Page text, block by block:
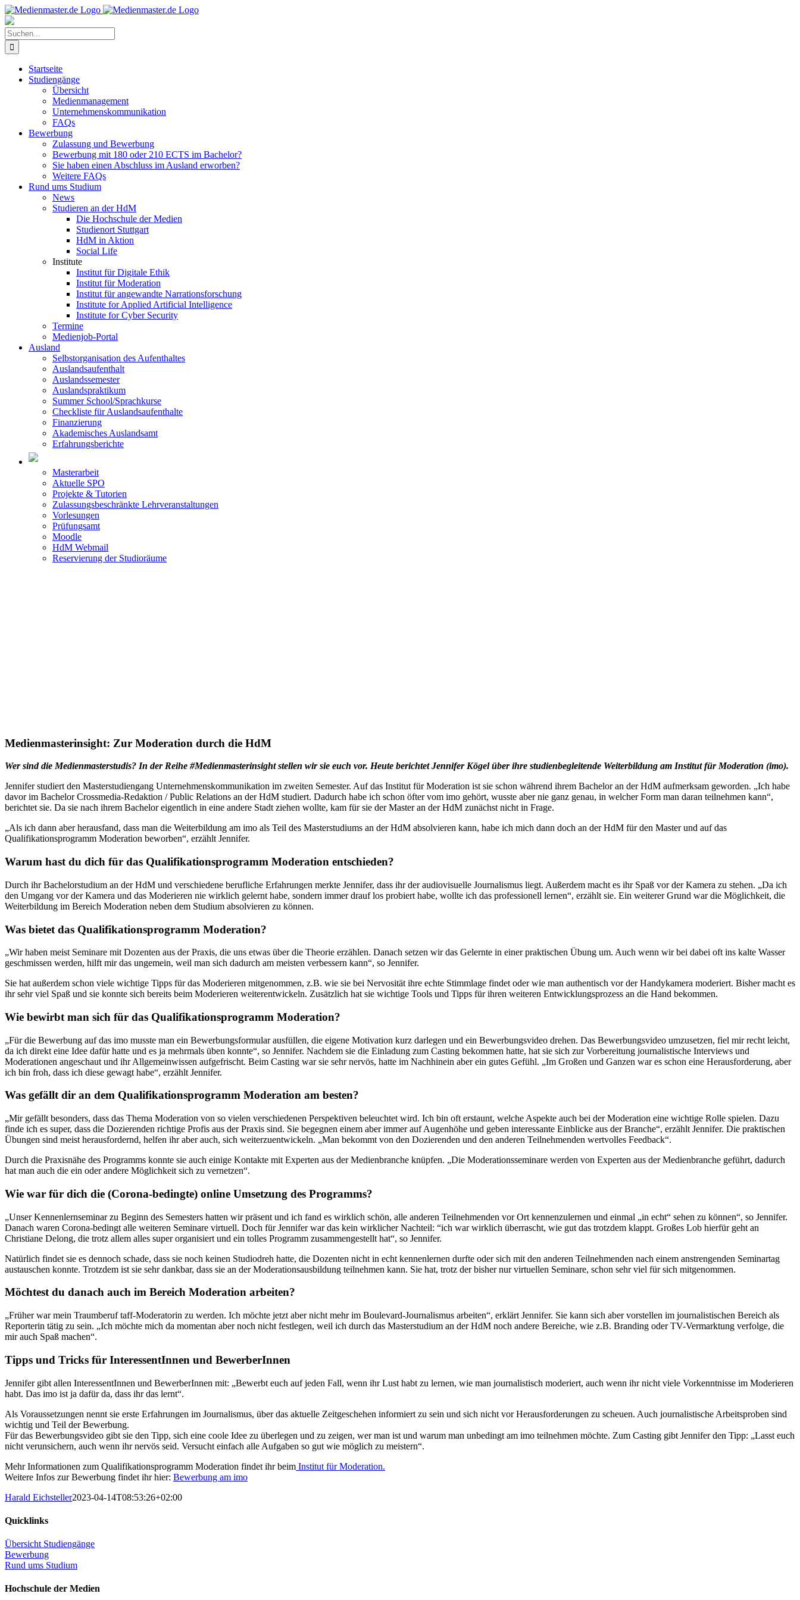
Zum
Inhalt
springen
Suche
nach:
Startseite
Studiengänge
Übersicht
Medienmanagement
Unternehmenskommunikation
FAQs
Bewerbung
Zulassung und Bewerbung
Bewerbung mit 180 oder 210 ECTS im Bachelor?
Sie haben einen Abschluss im Ausland erworben?
Weitere FAQs
Rund ums Studium
News
Studieren an der HdM
Die Hochschule der Medien
Studienort Stuttgart
HdM in Aktion
Social Life
Institute
Institut für Digitale Ethik
Institut für Moderation
Institut für angewandte Narrationsforschung
Institute for Applied Artificial Intelligence
Institute for Cyber Security
Termine
Medienjob-Portal
Ausland
Selbstorganisation des Aufenthaltes
Auslandsaufenthalt
Auslandssemester
Auslandspraktikum
Summer School/Sprachkurse
Checkliste für Auslandsaufenthalte
Finanzierung
Akademisches Auslandsamt
Erfahrungsberichte
Masterarbeit
Aktuelle SPO
Projekte & Tutorien
Zulassungsbeschränkte Lehrveranstaltungen
Vorlesungen
Prüfungsamt
Moodle
HdM Webmail
Reservierung der Studioräume
Medienmasterinsight: Zur Moderation durch die HdM
Wer sind die Medienmasterstudis? In der Reihe #Medienmasterinsight stellen wir sie euch vor. Heute berichtet Jennifer Kögel über ihre studienbegleitende Weiterbildung am Institut für Moderation (imo).
Jennifer studiert den Masterstudiengang Unternehmenskommunikation im zweiten Semester. Auf das Institut für Moderation ist sie schon während ihrem Bachelor an der HdM aufmerksam geworden. „Ich habe
davor im Bachelor Crossmedia-Redaktion / Public Relations an der HdM studiert. Dadurch habe ich schon öfter vom imo gehört, wusste aber nie ganz genau, in welcher Form man daran teilnehmen kann“,
berichtet sie. Da sie nach ihrem Bachelor eigentlich in eine andere Stadt ziehen wollte, kam für sie der Master an der HdM zunächst nicht in Frage.
„Als ich dann aber herausfand, dass man die Weiterbildung am imo als Teil des Masterstudiums an der HdM absolvieren kann, habe ich mich dann doch an der HdM für den Master und auf das
Qualifikationsprogramm Moderation beworben“, erzählt Jennifer.
Warum hast du dich für das Qualifikationsprogramm Moderation entschieden?
Durch ihr Bachelorstudium an der HdM und verschiedene berufliche Erfahrungen merkte Jennifer, dass ihr der audiovisuelle Journalismus liegt. Außerdem macht es ihr Spaß vor der Kamera zu stehen. „Da ich
den Umgang vor der Kamera und das Moderieren nie wirklich gelernt habe, sondern immer drauf los probiert habe, wollte ich das professionell lernen“, erzählt sie. Ein weiterer Grund war die Möglichkeit, die
Weiterbildung im Bereich Moderation neben dem Studium absolvieren zu können.
Was bietet das Qualifikationsprogramm Moderation?
„Wir haben meist Seminare mit Dozenten aus der Praxis, die uns etwas über die Theorie erzählen. Danach setzen wir das Gelernte in einer praktischen Übung um. Auch wenn wir bei dabei oft ins kalte Wasser
geschmissen werden, hilft mir das ungemein, weil man sich dadurch am meisten verbessern kann“, so Jennifer.
Sie hat außerdem schon viele wichtige Tipps für das Moderieren mitgenommen, z.B. wie sie bei Nervosität ihre echte Stimmlage findet oder wie man authentisch vor der Handykamera moderiert. Bisher macht es
ihr sehr viel Spaß und sie konnte sich bereits beim Moderieren weiterentwickeln. Zusätzlich hat sie wichtige Tools und Tipps für ihren weiteren Entwicklungsprozess an die Hand bekommen.
Wie bewirbt man sich für das Qualifikationsprogramm Moderation?
„Für die Bewerbung auf das imo musste man ein Bewerbungsformular ausfüllen, die eigene Motivation kurz darlegen und ein Bewerbungsvideo drehen. Das Bewerbungsvideo umzusetzen, fiel mir recht leicht,
da ich direkt eine Idee dafür hatte und es ja mehrmals üben konnte“, so Jennifer. Nachdem sie die Einladung zum Casting bekommen hatte, hat sie sich zur Vorbereitung journalistische Interviews und
Moderationen angeschaut und ihr Allgemeinwissen aufgefrischt. Beim Casting war sie sehr nervös, hatte im Nachhinein aber ein gutes Gefühl. „Im Großen und Ganzen war es schon eine Herausforderung, aber
ich bin froh, dass ich diese gewagt habe“, erzählt Jennifer.
Was gefällt dir an dem Qualifikationsprogramm Moderation am besten?
„Mir gefällt besonders, dass das Thema Moderation von so vielen verschiedenen Perspektiven beleuchtet wird. Ich bin oft erstaunt, welche Aspekte auch bei der Moderation eine wichtige Rolle spielen. Dazu
finde ich es super, dass die Dozierenden richtige Profis aus der Praxis sind. Sie begegnen einem aber immer auf Augenhöhe und geben interessante Einblicke aus der Branche“, erzählt Jennifer. Die praktischen
Übungen sind meist herausfordernd, helfen ihr aber auch, sich weiterzuentwickeln. „Man bekommt von den Dozierenden und den anderen Teilnehmenden wertvolles Feedback“.
Durch die Praxisnähe des Programms konnte sie auch einige Kontakte mit Experten aus der Medienbranche knüpfen. „Die Moderationsseminare werden von Experten aus der Medienbranche geführt, dadurch
hat man auch die ein oder andere Möglichkeit sich zu vernetzen“.
Wie war für dich die (Corona-bedingte) online Umsetzung des Programms?
„Unser Kennenlernseminar zu Beginn des Semesters hatten wir präsent und ich fand es wirklich schön, alle anderen Teilnehmenden vor Ort kennenzulernen und einmal „in echt“ sehen zu können“, so Jennifer.
Danach waren Corona-bedingt alle weiteren Seminare virtuell. Doch für Jennifer war das kein wirklicher Nachteil: “ich war wirklich überrascht, wie gut das trotzdem klappt. Großes Lob hierfür geht an
Christiane Delong, die trotz allem alles super organisiert und ein tolles Programm zusammengestellt hat“, so Jennifer.
Natürlich findet sie es dennoch schade, dass sie noch keinen Studiodreh hatte, die Dozenten nicht in echt kennenlernen durfte oder sich mit den anderen Teilnehmenden nach einem anstrengenden Seminartag
austauschen konnte. Trotzdem ist sie sehr dankbar, dass sie an der Moderationsausbildung teilnehmen kann. Sie hat, trotz der bisher nur virtuellen Seminare, schon sehr viel für sich mitgenommen.
Möchtest du danach auch im Bereich Moderation arbeiten?
„Früher war mein Traumberuf taff-Moderatorin zu werden. Ich möchte jetzt aber nicht mehr im Boulevard-Journalismus arbeiten“, erklärt Jennifer. Sie kann sich aber vorstellen im journalistischen Bereich als
Reporterin tätig zu sein. „Ich möchte mich da momentan aber noch nicht festlegen, weil ich durch das Masterstudium an der HdM noch andere Bereiche, wie z.B. Branding oder TV-Vermarktung verfolge, die
mir auch Spaß machen“.
Tipps und Tricks für InteressentInnen und BewerberInnen
Jennifer gibt allen InteressentInnen und BewerberInnen mit: „Bewerbt euch auf jeden Fall, wenn ihr Lust habt zu lernen, wie man journalistisch moderiert, auch wenn ihr nicht viele Vorkenntnisse im Moderieren
habt. Das imo ist ja dafür da, dass ihr das lernt“.
Als Voraussetzungen nennt sie erste Erfahrungen im Journalismus, über das aktuelle Zeitgeschehen informiert zu sein und sich nicht vor Herausforderungen zu scheuen. Auch journalistische Arbeitsproben sind
wichtig und Teil der Bewerbung.
Für das Bewerbungsvideo gibt sie den Tipp, sich eine coole Idee zu überlegen und zu zeigen, wer man ist und warum man unbedingt am imo teilnehmen möchte. Zum Casting gibt Jennifer den Tipp: „Lasst euch
nicht verunsichern, auch wenn ihr nervös seid. Versucht einfach alle Aufgaben so gut wie möglich zu meistern“.
Mehr Informationen zum Qualifikationsprogramm Moderation findet ihr beim Institut für Moderation.
Weitere Infos zur Bewerbung findet ihr hier: Bewerbung am imo
Harald Eichsteller2023-04-14T08:53:26+02:00
Quicklinks
Übersicht Studiengänge
Bewerbung
Rund ums Studium
Hochschule der Medien